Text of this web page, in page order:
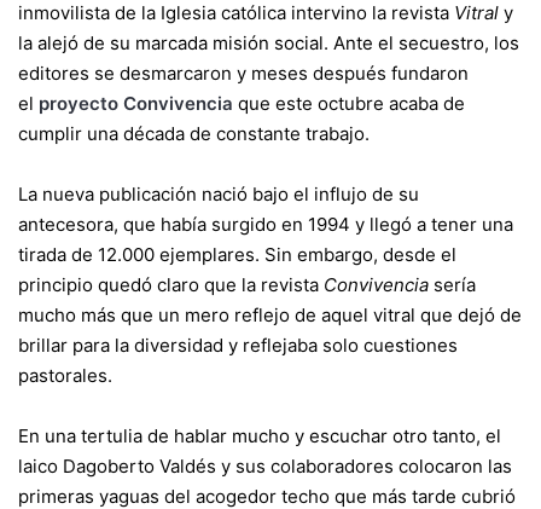
inmovilista de la Iglesia católica intervino la revista Vitral y
la alejó de su marcada misión social. Ante el secuestro, los
editores se desmarcaron y meses después fundaron
el proyecto Convivencia que este octubre acaba de
cumplir una década de constante trabajo.
La nueva publicación nació bajo el influjo de su
antecesora, que había surgido en 1994 y llegó a tener una
tirada de 12.000 ejemplares. Sin embargo, desde el
principio quedó claro que la revista Convivencia sería
mucho más que un mero reflejo de aquel vitral que dejó de
brillar para la diversidad y reflejaba solo cuestiones
pastorales.
En una tertulia de hablar mucho y escuchar otro tanto, el
laico Dagoberto Valdés y sus colaboradores colocaron las
primeras yaguas del acogedor techo que más tarde cubrió